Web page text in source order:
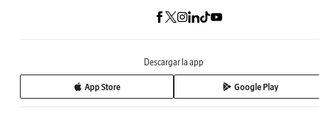
Descargar la app
App Store Google Play